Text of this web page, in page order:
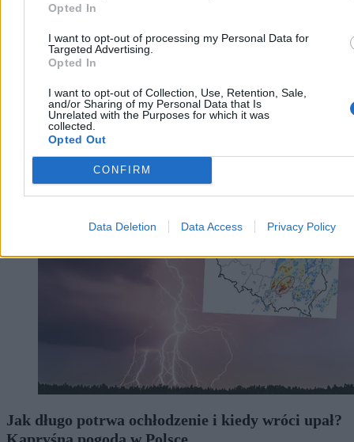
Opted In
I want to opt-out of processing my Personal Data for
Targeted Advertising.
Opted In
I want to opt-out of Collection, Use, Retention, Sale,
and/or Sharing of my Personal Data that Is
Unrelated with the Purposes for which it was
collected.
Opted Out
CONFIRM
Data Deletion Data Access Privacy Policy
Jak długo potrwa ochłodzenie i kiedy wróci upał?